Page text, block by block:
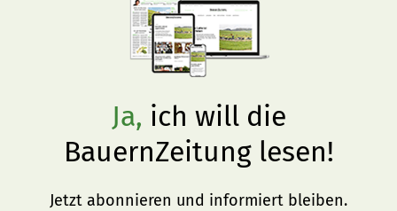
Ja, ich will die
BauernZeitung lesen!
Jetzt abonnieren und informiert bleiben.